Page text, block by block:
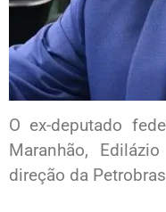
O ex-deputado
Maranhão,
direção da